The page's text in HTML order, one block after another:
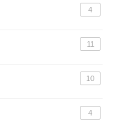
4
11
10
4